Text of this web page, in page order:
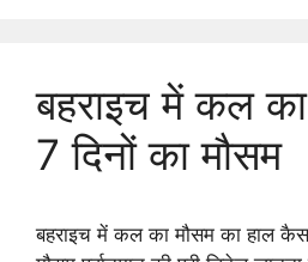
बहराइच में कल
7 दिनों का मौसम
बहराइच में कल का मौसम का हाल